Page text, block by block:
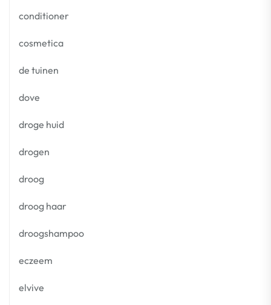
conditioner
cosmetica
de tuinen
dove
droge huid
drogen
droog
droog haar
droogshampoo
eczeem
elvive